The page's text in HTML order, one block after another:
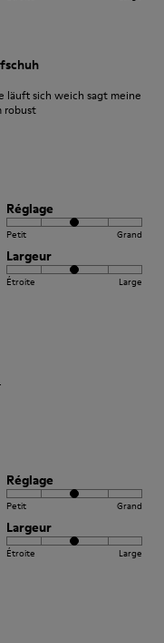
läuft sich weich sagt meine
robust
Réglage
Petit Grand
Largeur
Étroite Large
Réglage
Petit Grand
Largeur
Étroite Large